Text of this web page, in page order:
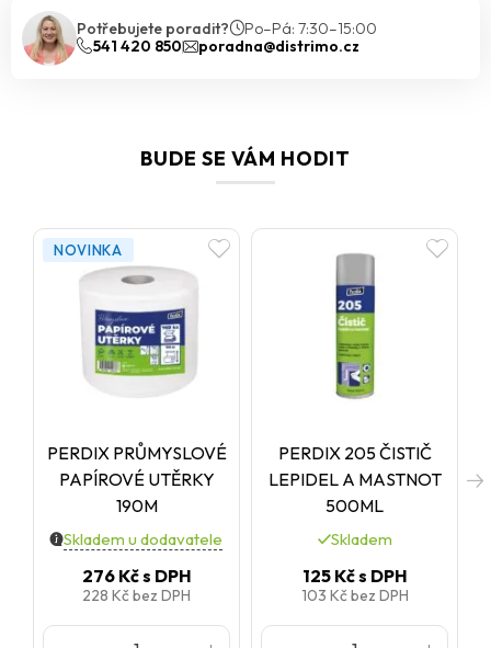
Potřebujete poradit?
Po–Pá: 7:30–15:00
541 420 850
poradna@distrimo.cz
BUDE SE VÁM HODIT
NOVINKA
PERDIX PRŮMYSLOVÉ
PAPÍROVÉ UTĚRKY
190M
Skladem u dodavatele
276 Kčs DPH
228 Kčbez DPH
PERDIX 205 ČISTIČ
LEPIDEL A MASTNOT
500ML
Skladem
125 Kčs DPH
103 Kčbez DPH